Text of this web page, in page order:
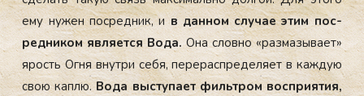
ему ну­жен пос­ред­ник, ив дан­ном слу­чае этим пос­
ред­ни­ком яв­ля­ет­ся Во­да.Она слов­но «раз­ма­зы­ва­ет»
ярость Ог­ня внут­ри се­бя, пе­ре­рас­пре­де­ля­ет в каж­дую
свою кап­лю.Во­да выс­ту­па­ет филь­тром вос­при­ятия,